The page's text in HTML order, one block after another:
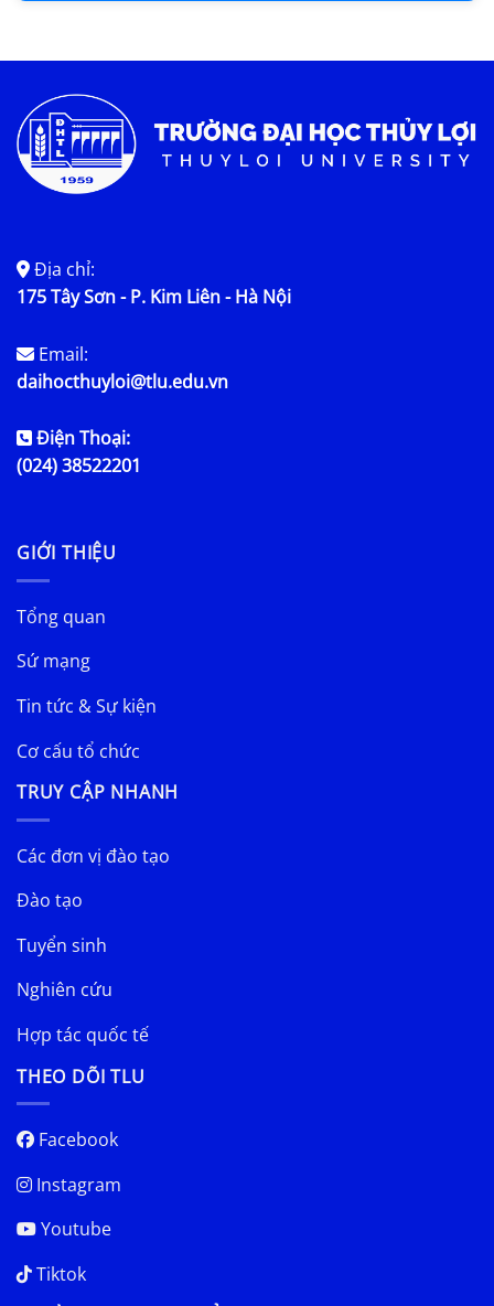
Địa chỉ:
175 Tây Sơn - P. Kim Liên - Hà Nội
Email:
daihocthuyloi@tlu.edu.vn
Điện Thoại:
(024) 38522201
GIỚI THIỆU
Tổng quan
Sứ mạng
Tin tức & Sự kiện
Cơ cấu tổ chức
TRUY CẬP NHANH
Các đơn vị đào tạo
Đào tạo
Tuyển sinh
Nghiên cứu
Hợp tác quốc tế
THEO DÕI TLU
Facebook
Instagram
Youtube
Tiktok